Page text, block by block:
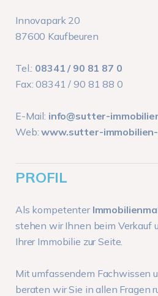
Innovapark 20
87600 Kaufbeuren
Tel.: 08341 / 90 81 87 0
Fax: 08341 / 90 81 88 0
E-Mail: info@sutter-
Web:www.sutter-
PROFIL
Als kompetenter
stehen wir Ihnen beim Verkauf
Ihrer Immobilie zur Seite.
Mit umfassendem Fachwissen
beraten wir Sie in allen Fragen